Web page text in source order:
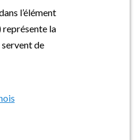
l’élément
représente la
de